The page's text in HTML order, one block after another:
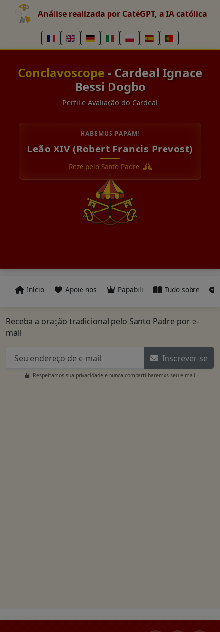
Análise realizada por CatéGPT, a IA católica
Conclavoscope - Cardeal Ignace
Bessi Dogbo
Perfil e Avaliação do Cardeal
HABEMUS PAPAM!
Leão XIV (Robert Francis Prevost)
Reze pelo Santo Padre
Início Apoie-nos Papabili Tudo sobre
Receba a oração tradicional pelo Santo Padre por e-
mail
Inscrever-se
Respeitamos sua privacidade e nunca compartilharemos seu e-mail